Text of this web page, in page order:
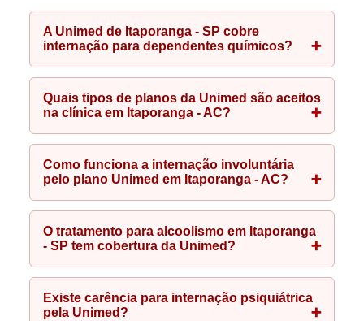
A Unimed de Itaporanga - SP cobre
internação para dependentes químicos?
Quais tipos de planos da Unimed são aceitos
na clínica em Itaporanga - AC?
Como funciona a internação involuntária
pelo plano Unimed em Itaporanga - AC?
O tratamento para alcoolismo em Itaporanga
- SP tem cobertura da Unimed?
Existe carência para internação psiquiátrica
pela Unimed?